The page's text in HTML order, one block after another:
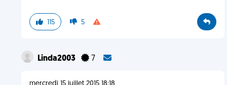
115 5
Linda2003 7